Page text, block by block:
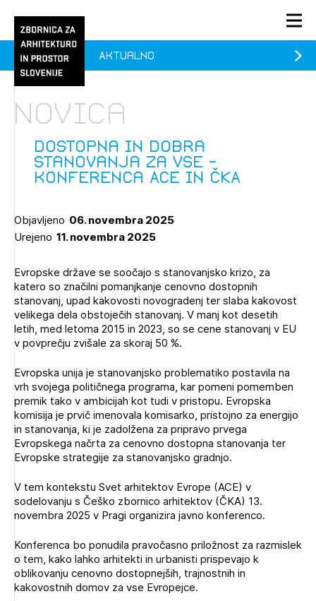
PRIJAVA
Članstvo
O ZAPS
1/1
Pozdravljeni
PRIJAVITE SE
POZABLJENO GESLO
REGISTRIRAJTE SE
Dostopna in dobra
stanovanja za vse -
konferenca ACE in ČKA
Novica
Aktualno
Objavljeno 06. novembra 2025
Urejeno 11. novembra 2025
Evropske države se soočajo s stanovanjsko krizo, za
katero so značilni pomanjkanje cenovno dostopnih
stanovanj, upad kakovosti novogradenj ter slaba kakovost
velikega dela obstoječih stanovanj. V manj kot desetih
letih, med letoma 2015 in 2023, so se cene stanovanj v EU
v povprečju zvišale za skoraj 50 %.
Evropska unija je stanovanjsko problematiko postavila na
vrh svojega političnega programa, kar pomeni pomemben
premik tako v ambicijah kot tudi v pristopu. Evropska
komisija je prvič imenovala komisarko, pristojno za energijo
in stanovanja, ki je zadolžena za pripravo prvega
Evropskega načrta za cenovno dostopna stanovanja ter
Evropske strategije za stanovanjsko gradnjo.
V tem kontekstu Svet arhitektov Evrope (ACE) v
sodelovanju s Češko zbornico arhitektov (ČKA) 13.
novembra 2025 v Pragi organizira javno konferenco.
Konferenca bo ponudila pravočasno priložnost za razmislek
o tem, kako lahko arhitekti in urbanisti prispevajo k
oblikovanju cenovno dostopnejših, trajnostnih in
kakovostnih domov za vse Evropejce.
1/2
Prijava na novičnik
Novičnike vam bomo pošiljali na vaš elektronski naslov.
Mesečni novičnik
Novičnik izobraževanj
Novičnik natečajev
Tedenski novičnik javnih naročil
Dnevne medijske objave
NAPREJ